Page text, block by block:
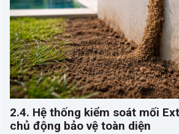
2.4. Hệ thống kiểm soát mối
chủ động bảo vệ toàn diện